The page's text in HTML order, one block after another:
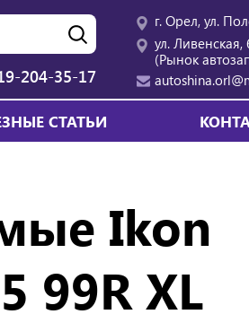
204-35-17
г. Орел, ул.
ул. Ливенская,
(Рынок
СТАТЬИ
Ikon
99R XL